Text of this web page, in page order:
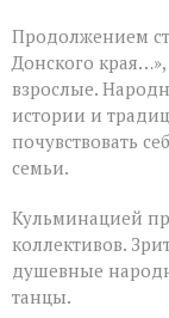
Продолжением
Донского
взрослые.
истории и
почувствовать
семьи.
Кульминацией
коллективов.
душевные
танцы.